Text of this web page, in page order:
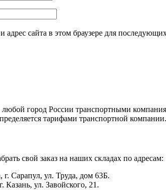
адрес сайта в этом браузере для
город России транспортными
тарифами транспортной компании.
свой заказ на наших складах по адресам:
г. Сарапул, ул. Труда, дом 63Б.
Казань, ул. Завойского, 21.